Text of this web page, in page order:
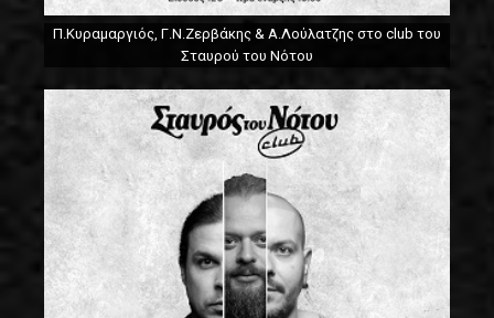
Π.Κυραμαργιός, Γ.Ν.Ζερβάκης & Α.Λούλατζης στο club του
Σταυρού του Νότου